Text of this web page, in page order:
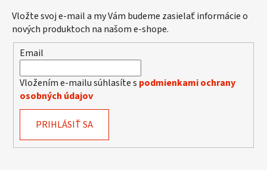
Vložte svoj e-mail a my Vám budeme zasielať informácie o
nových produktoch na našom e-shope.
Email
Vložením e-mailu súhlasíte s podmienkami ochrany
osobných údajov
PRIHLÁSIŤ SA